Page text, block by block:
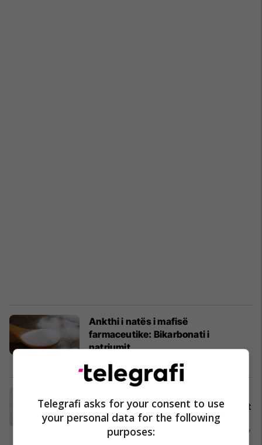
Ankthi i natës i mafisë
farmaceutike: Bikarbonati i
natriumit
me ndihmën e sodës së bikarbonatit
(video)
Kujdesi për lëkurën dhe trupin 05/04/2017
Telegrafi asks for your consent to use
your personal data for the following
purposes: